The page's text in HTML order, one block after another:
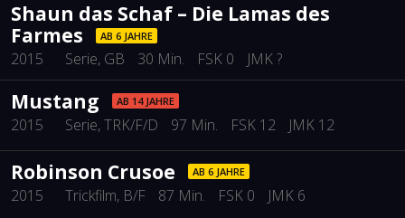
Shaun das Schaf – Die Lamas des
Farmes
AB 6 JAHRE
2015 Serie, GB 30 Min. FSK 0 JMK ?
Mustang AB 14 JAHRE
2015 Serie, TRK/F/D 97 Min. FSK 12 JMK 12
Robinson Crusoe AB 6 JAHRE
2015 Trickfilm, B/F 87 Min. FSK 0 JMK 6